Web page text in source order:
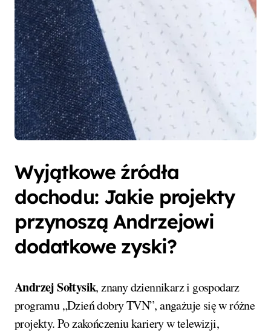
Wyjątkowe źródła
dochodu: Jakie projekty
przynoszą Andrzejowi
dodatkowe zyski?
Andrzej Sołtysik, znany dziennikarz i gospodarz
programu „Dzień dobry TVN”, angażuje się w różne
projekty. Po zakończeniu kariery w telewizji,